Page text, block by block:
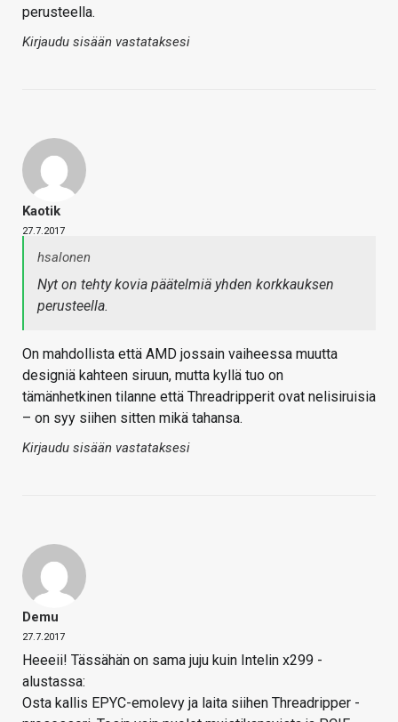
perusteella.
Kirjaudu sisään vastataksesi
Kaotik
27.7.2017
hsalonen
Nyt on tehty kovia päätelmiä yhden korkkauksen
perusteella.
On mahdollista että AMD jossain vaiheessa muutta
designiä kahteen siruun, mutta kyllä tuo on
tämänhetkinen tilanne että Threadripperit ovat nelisiruisia
– on syy siihen sitten mikä tahansa.
Kirjaudu sisään vastataksesi
Demu
27.7.2017
Heeeii! Tässähän on sama juju kuin Intelin x299 -
alustassa:
Osta kallis EPYC-emolevy ja laita siihen Threadripper -